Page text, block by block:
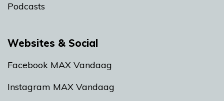
Podcasts
Websites & Social
Facebook MAX Vandaag
Instagram MAX Vandaag